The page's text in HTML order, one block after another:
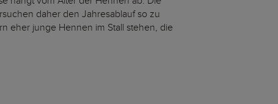
daher den Jahresablauf so zu
eher junge Hennen im Stall stehen, die